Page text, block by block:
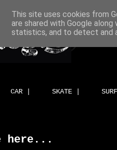
CAR | SKATE |
here...
This site uses cookies from
are shared with Google
statistics, and to detect and